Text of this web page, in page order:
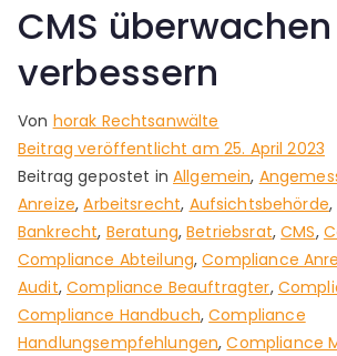
CMS
verbessern
Von horak Rechtsanwälte
Beitrag veröffentlicht am 25. April 2023
Beitrag gepostet in Allgemein,
Anreize,Arbeitsrecht, Aufsichtsbehörde,
Bankrecht, Beratung,Betriebsrat,CMS,
Compliance Abteilung,Compliance
Audit,Compliance Beauftragter,
Compliance Handbuch,Compliance
Handlungsempfehlungen,Compliance